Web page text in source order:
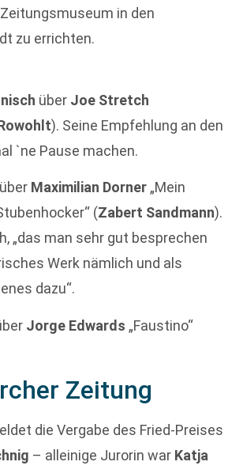
in den
zu errichten.
über Joe Stretch
). Seine Empfehlung an den
`ne Pause machen.
über Maximilian Dorner „Mein
(Zabert Sandmann).
„das man sehr gut besprechen
Werk nämlich und als
dazu“.
Jorge Edwards „Faustino“
Zeitung
die Vergabe des Fried-Preises
– alleinige Jurorin war Katja